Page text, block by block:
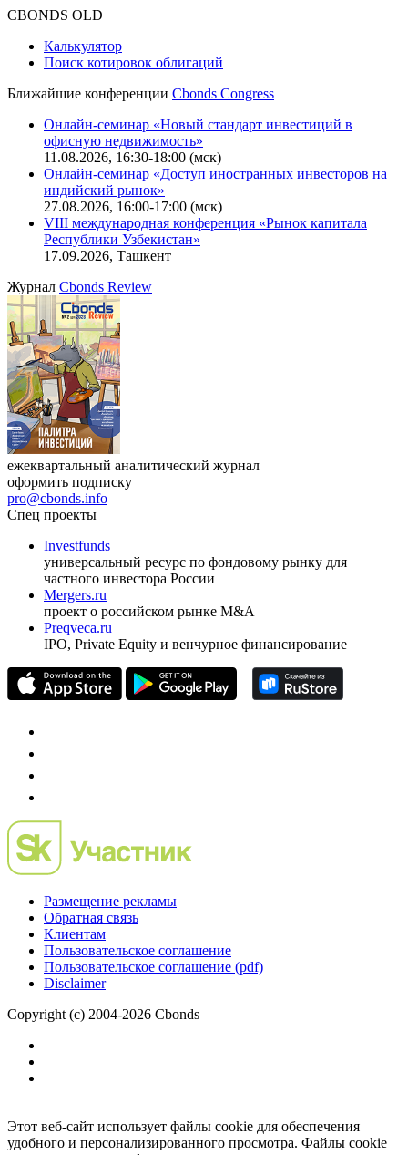
CBONDS OLD
Калькулятор
Поиск котировок облигаций
Ближайшие конференции Cbonds Congress
Онлайн-семинар «Новый стандарт инвестиций в
офисную недвижимость»
11.08.2026, 16:30-18:00 (мск)
Онлайн-семинар «Доступ иностранных инвесторов на
индийский рынок»
27.08.2026, 16:00-17:00 (мск)
VIII международная конференция «Рынок капитала
Республики Узбекистан»
17.09.2026, Ташкент
Журнал Cbonds Review
ежеквартальный аналитический журнал
оформить подписку
pro@cbonds.info
Спец проекты
Investfunds
универсальный ресурс по фондовому рынку для
частного инвестора России
Mergers.ru
проект о российском рынке M&A
Preqveca.ru
IPO, Private Equity и венчурное финансирование
Размещение рекламы
Обратная связь
Клиентам
Пользовательское соглашение
Пользовательское соглашение (pdf)
Disclaimer
Copyright (c) 2004-2026 Cbonds
Этот веб-сайт использует файлы cookie для обеспечения
удобного и персонализированного просмотра. Файлы cookie